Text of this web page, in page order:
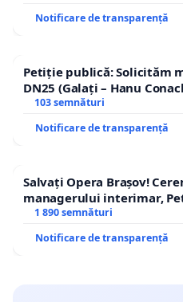
Notificare de transparență
Petiție publică: Solicităm
DN25 (Galați – Hanu
traseului în afara
103 semnături
Notificare de transparență
Salvați Opera Brașov!
managerului interimar,
1 890 semnături
Notificare de transparență